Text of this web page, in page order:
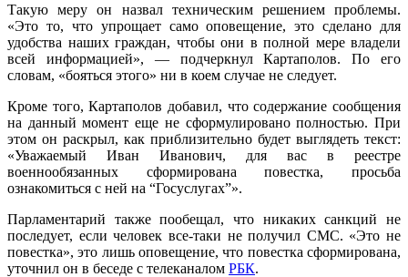
Такую меру он назвал техническим решением проблемы.
«Это то, что упрощает само оповещение, это сделано для
удобства наших граждан, чтобы они в полной мере владели
всей информацией», — подчеркнул Картаполов. По его
словам, «бояться этого» ни в коем случае не следует.
Кроме того, Картаполов добавил, что содержание сообщения
на данный момент еще не сформулировано полностью. При
этом он раскрыл, как приблизительно будет выглядеть текст:
«Уважаемый Иван Иванович, для вас в реестре
военнообязанных сформирована повестка, просьба
ознакомиться с ней на “Госуслугах”».
Парламентарий также пообещал, что никаких санкций не
последует, если человек все-таки не получил СМС. «Это не
повестка», это лишь оповещение, что повестка сформирована,
уточнил он в беседе с телеканалом РБК.